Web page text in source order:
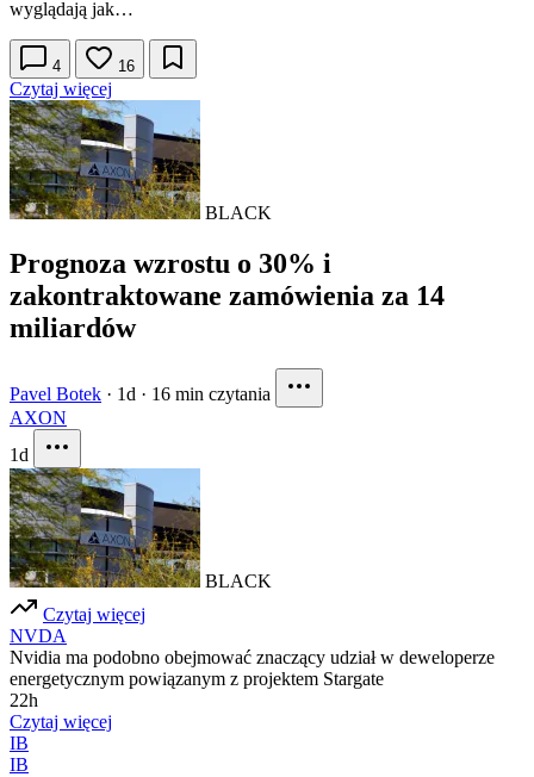
wyglądają jak…
4 16
Czytaj więcej
BLACK
Prognoza wzrostu o 30% i
zakontraktowane zamówienia za 14
miliardów
Pavel Botek · 1d · 16 min czytania
AXON
1d
BLACK
Czytaj więcej
NVDA
Nvidia ma podobno obejmować znaczący udział w deweloperze
energetycznym powiązanym z projektem Stargate
22h
Czytaj więcej
IB
IB